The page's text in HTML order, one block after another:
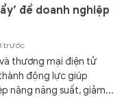
để doanh nghiệp
trước
thương mại điện tử
động lực giúp
nâng năng suất, giảm...